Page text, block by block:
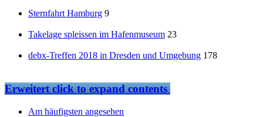
Sternfahrt Hamburg 9
Takelage spleissen im Hafenmuseum 23
debx-Treffen 2018 in Dresden und Umgebung 178
Erweitertclick to expand contents
Am häufigsten angesehen